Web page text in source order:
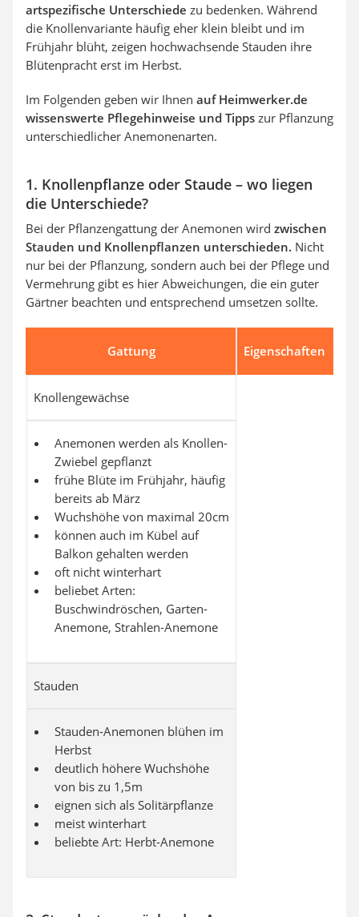
artspezifische Unterschiede zu bedenken. Während
die Knollenvariante häufig eher klein bleibt und im
Frühjahr blüht, zeigen hochwachsende Stauden ihre
Blütenpracht erst im Herbst.
Im Folgenden geben wir Ihnen auf Heimwerker.de
wissenswerte Pflegehinweise und Tipps zur Pflanzung
unterschiedlicher Anemonenarten.
1. Knollenpflanze oder Staude – wo liegen
die Unterschiede?
Bei der Pflanzengattung der Anemonen wird zwischen
Stauden und Knollenpflanzen unterschieden. Nicht
nur bei der Pflanzung, sondern auch bei der Pflege und
Vermehrung gibt es hier Abweichungen, die ein guter
Gärtner beachten und entsprechend umsetzen sollte.
Gattung Eigenschaften
Knollengewächse
Anemonen werden als Knollen-
Zwiebel gepflanzt
frühe Blüte im Frühjahr, häufig
bereits ab März
Wuchshöhe von maximal 20cm
können auch im Kübel auf
Balkon gehalten werden
oft nicht winterhart
beliebet Arten:
Buschwindröschen, Garten-
Anemone, Strahlen-Anemone
Stauden
Stauden-Anemonen blühen im
Herbst
deutlich höhere Wuchshöhe
von bis zu 1,5m
eignen sich als Solitärpflanze
meist winterhart
beliebte Art: Herbt-Anemone